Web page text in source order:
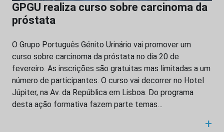
GPGU realiza curso sobre carcinoma da
próstata
O Grupo Português Génito Urinário vai promover um
curso sobre carcinoma da próstata no dia 20 de
fevereiro. As inscrições são gratuitas mas limitadas a um
número de participantes. O curso vai decorrer no Hotel
Júpiter, na Av. da República em Lisboa. Do programa
desta ação formativa fazem parte temas…
+